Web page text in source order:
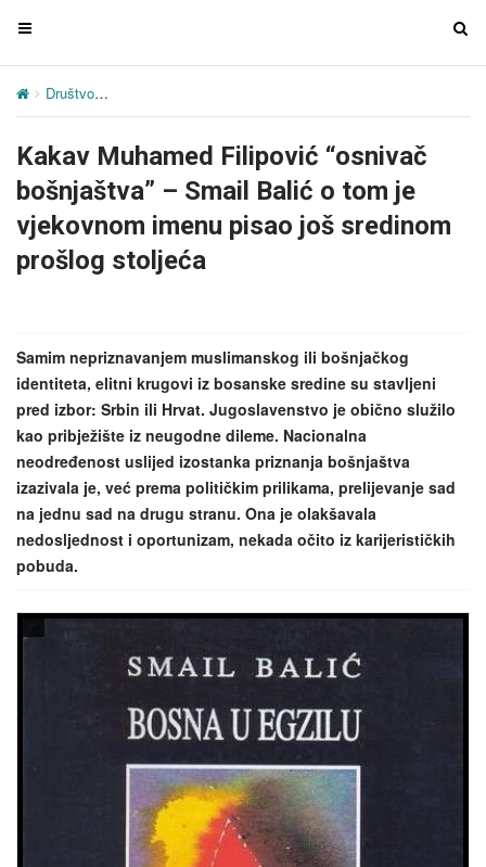
T
g
e
n
v
i
i
o
n
T
n
Društvo
Kakav Muhamed Filipović “osnivač
bošnjaštva” – Smail Balić o tom je
vjekovnom imenu pisao još sredinom
prošlog stoljeća
Samim nepriznavanjem muslimanskog ili bošnjačkog
identiteta, elitni krugovi iz bosanske sredine su stavljeni
pred izbor: Srbin ili Hrvat. Jugoslavenstvo je obično služilo
kao pribježište iz neugodne dileme. Nacionalna
neodređenost uslijed izostanka priznanja bošnjaštva
izazivala je, već prema političkim prilikama, prelijevanje sad
na jednu sad na drugu stranu. Ona je olakšavala
nedosljednost i oportunizam, nekada očito iz karijerističkih
pobuda.